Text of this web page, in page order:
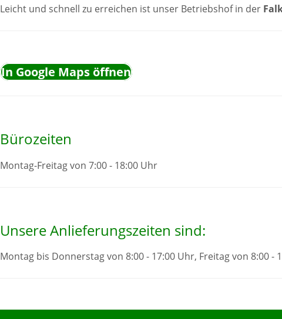
Leicht und schnell zu erreichen ist unser Betriebshof in der
In Google Maps öffnen
Bürozeiten
Montag-Freitag von 7:00 - 18:00 Uhr
Unsere Anlieferungszeiten sind:
Montag bis Donnerstag von 8:00 - 17:00 Uhr, Freitag von 8:00 -